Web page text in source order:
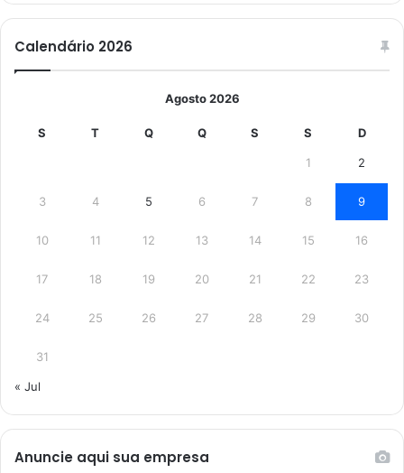
Calendário 2026
Agosto 2026
S T Q Q S S D
1 2
3 4 5 6 7 8 9
10 11 12 13 14 15 16
17 18 19 20 21 22 23
24 25 26 27 28 29 30
31
« Jul
Anuncie aqui sua empresa